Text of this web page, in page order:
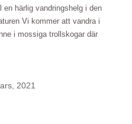
härlig vandringshelg i den
Vi kommer att vandra i
i mossiga trollskogar där
2021